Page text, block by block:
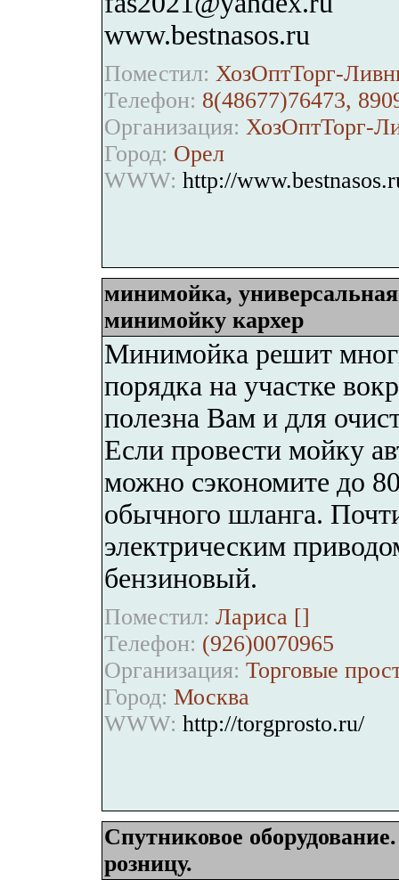
www.bestnasos.ru
Поместил: ХозОптТорг-
Телефон: 8(48677)76473,
Организация: ХозОптТорг-
Город: Орел
WWW: http://
минимойка,
минимойку кархер
Минимойка решит
порядка на участке
полезна Вам и для
Если провести мойку
можно сэкономите до
обычного шланга.
электрическим
бензиновый.
Поместил: Лариса []
Телефон: (926)0070965
Организация: Торговые
Город: Москва
WWW: http://torgprosto.ru/
Спутниковое
розницу.